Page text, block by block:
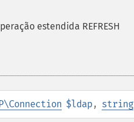
estendida REFRESH
$ldap, string